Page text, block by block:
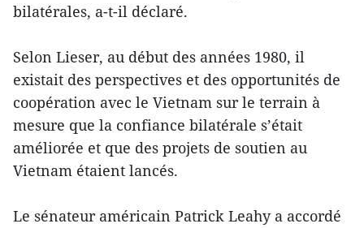
bilatérales, a-t-il déclaré.
Selon Lieser, au début des années 1980, il
existait des perspectives et des opportunités de
coopération avec le Vietnam sur le terrain à
mesure que la confiance bilatérale s’était
améliorée et que des projets de soutien au
Vietnam étaient lancés.
Le sénateur américain Patrick Leahy a accordé